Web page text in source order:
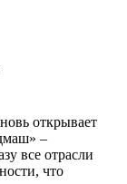
открывает
–
все отрасли
что